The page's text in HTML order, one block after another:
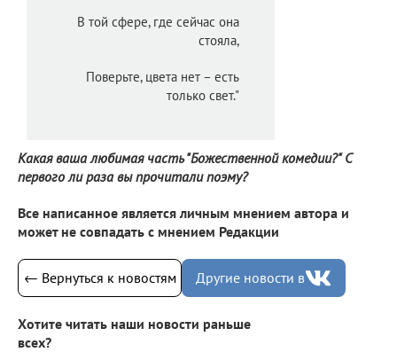
В той сфере, где сейчас она
стояла,
Поверьте, цвета нет – есть
только свет."
Какая ваша любимая часть "Божественной комедии?" С
первого ли раза вы прочитали поэму?
Все написанное является личным мнением автора и
может не совпадать с мнением Редакции
← Вернуться к новостям Другие новости в
Хотите читать наши новости раньше
всех?